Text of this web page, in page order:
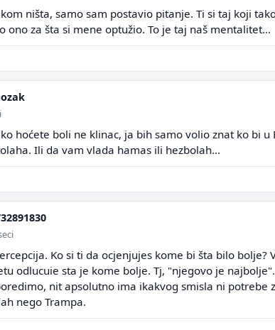
ništa, samo sam postavio pitanje. Ti si taj koji
ono za šta si mene optužio. To je taj naš mentalitet...
hoćete boli ne klinac, ja bih samo volio znat ko bi
Ili da vam vlada hamas ili hezbolah...
Ko si ti da ocjenjujes kome bi šta bilo
odlucuie sta je kome bolje. Tj, "njegovo je
nit apsolutno ima ikakvog smisla ni
nego Trampa.